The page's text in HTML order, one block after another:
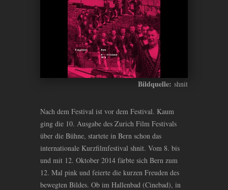
Bildquelle: shnit
Nach dem Festival ist vor dem Festival. Kaum
ging die 10. Ausgabe des Zurich Film Festivals
über die Bühne, startete in Bern schon das
internationale Kurzfilmfestival shnit. Vom 8. bis
und mit 12. Oktober 2014 färbte sich Bern zum
12. Mal pink und feierte die kurzen Freuden des
bewegten Bildes. Ob im Hallenbad (Cinebad), in